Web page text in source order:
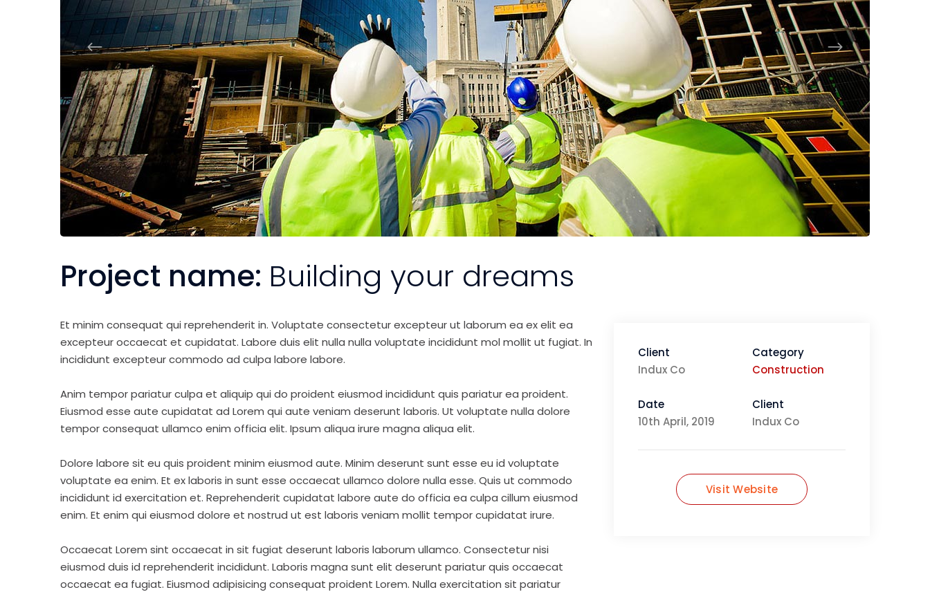
Project name: Building your dreams
Et minim consequat qui reprehenderit in. Voluptate consectetur excepteur ut laborum ea ex elit ea
excepteur occaecat et cupidatat. Labore duis elit nulla nulla voluptate incididunt mol mollit ut fugiat. In
incididunt excepteur commodo ad culpa labore labore.
Anim tempor pariatur culpa et aliquip qui do proident eiusmod incididunt quis pariatur ea proident.
Eiusmod esse aute cupidatat ad Lorem qui aute veniam deserunt laboris. Ut voluptate nulla dolore
tempor consequat ullamco enim officia elit. Ipsum aliqua irure magna aliqua elit.
Dolore labore sit eu quis proident minim eiusmod aute. Minim deserunt sunt esse eu id voluptate
voluptate ea enim. Et ex laboris in sunt esse occaecat ullamco dolore nulla esse. Quis ut commodo
incididunt id exercitation et. Reprehenderit cupidatat labore aute do officia ea culpa cillum eiusmod
enim. Et enim qui eiusmod dolore et nostrud ut est laboris veniam mollit tempor cupidatat irure.
Occaecat Lorem sint occaecat in sit fugiat deserunt laboris laborum ullamco. Consectetur nisi
eiusmod duis id reprehenderit incididunt. Laboris magna sunt elit deserunt pariatur quis occaecat
occaecat ea fugiat. Eiusmod adipisicing consequat proident Lorem. Nulla exercitation sit pariatur
Client
Indux Co
Category
Construction
Date
10th April, 2019
Client
Indux Co
Visit Website